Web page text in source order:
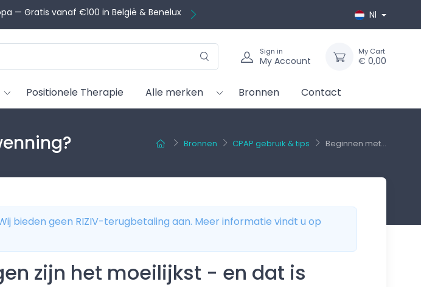
Onze CPAP-adviseurs helpen u gratis Nl
Sign in
My Account
My Cart
€ 0,00
Positionele Therapie Alle merken Bronnen Contact
Bronnen CPAP gebruik & tips Beginnen met...
bieden geen RIZIV-terugbetaling aan. Meer informatie vindt u op
zijn het moeilijkst - en dat is